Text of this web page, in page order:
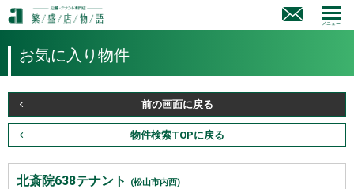
メニュー
お気に入り物件
前の画面に戻る
物件検索TOPに戻る
北斎院638テナント (松山市内西)